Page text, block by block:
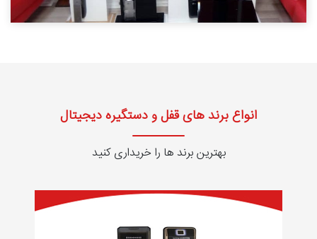
انواع برند های قفل و دستگیره دیجیتال
بهترین برند ها را خریداری کنید